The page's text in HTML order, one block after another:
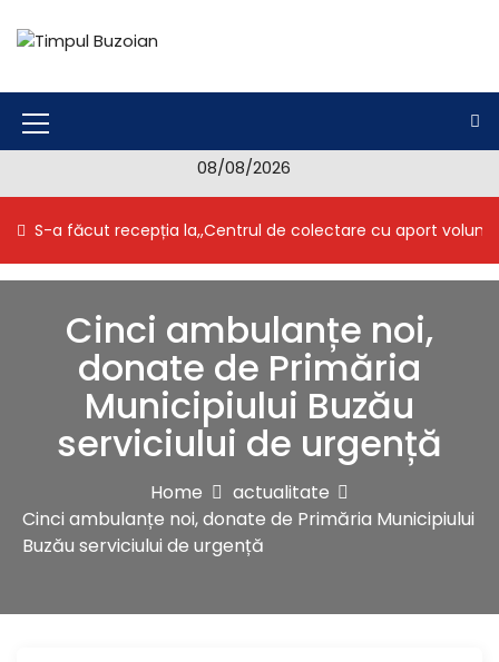
c
n
M
n
I
08/08/2026
S-a făcut recepția la,,Centrul de colectare cu aport
Cinci ambulanțe noi,
donate de Primăria
Municipiului Buzău
serviciului de urgență
Home
actualitate
Cinci ambulanțe noi, donate de Primăria Municipiului
Buzău serviciului de urgență